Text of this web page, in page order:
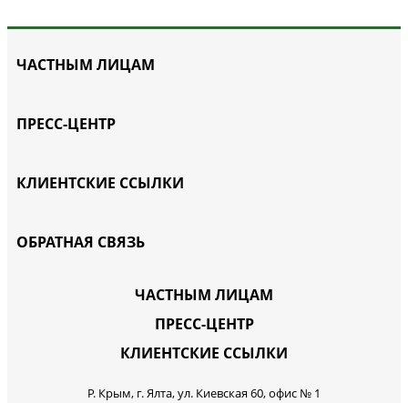
ЧАСТНЫМ ЛИЦАМ
ПРЕСС-ЦЕНТР
КЛИЕНТСКИЕ ССЫЛКИ
ОБРАТНАЯ СВЯЗЬ
ЧАСТНЫМ ЛИЦАМ
ПРЕСС-ЦЕНТР
КЛИЕНТСКИЕ ССЫЛКИ
Р. Крым, г. Ялта, ул. Киевская 60, офис № 1